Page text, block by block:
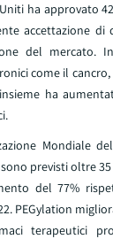
ha approvato
accettazione di
del mercato.
come il
ha
Mondiale
previsti oltre
del 77%
PEGylation
terapeutici